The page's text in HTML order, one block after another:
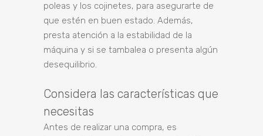
poleas y los cojinetes, para asegurarte de
que estén en buen estado. Además,
presta atención a la estabilidad de la
máquina y si se tambalea o presenta algún
desequilibrio.
Considera las características que
necesitas
Antes de realizar una compra, es